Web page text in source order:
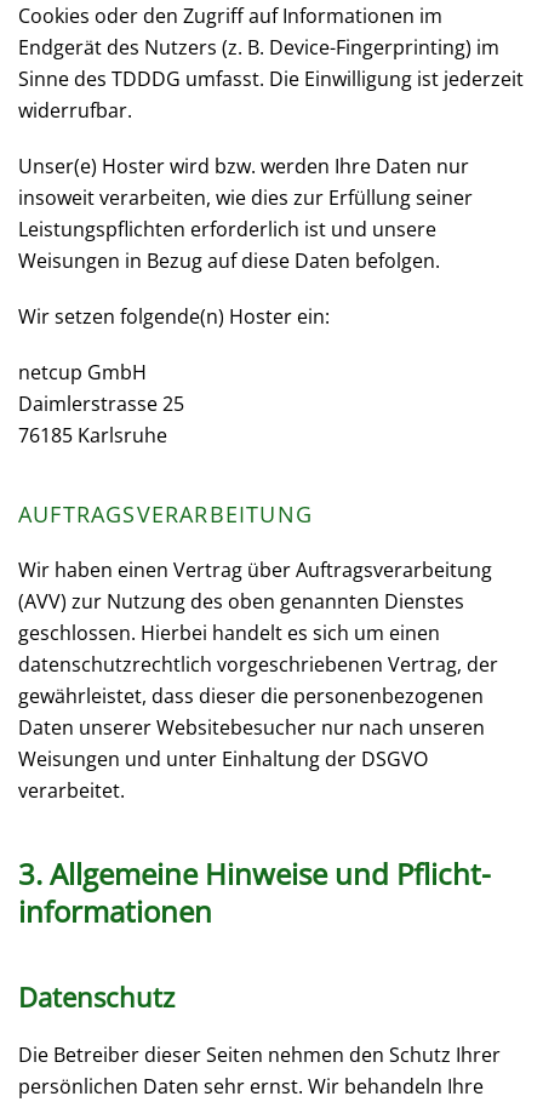
Cookies oder den Zugriff auf Informationen im
Endgerät des Nutzers (z. B. Device-Fingerprinting) im
Sinne des TDDDG umfasst. Die Einwilligung ist jederzeit
widerrufbar.
Unser(e) Hoster wird bzw. werden Ihre Daten nur
insoweit verarbeiten, wie dies zur Erfüllung seiner
Leistungspflichten erforderlich ist und unsere
Weisungen in Bezug auf diese Daten befolgen.
Wir setzen folgende(n) Hoster ein:
netcup GmbH
Daimlerstrasse 25
76185 Karlsruhe
AUFTRAGSVERARBEITUNG
Wir haben einen Vertrag über Auftragsverarbeitung
(AVV) zur Nutzung des oben genannten Dienstes
geschlossen. Hierbei handelt es sich um einen
datenschutzrechtlich vorgeschriebenen Vertrag, der
gewährleistet, dass dieser die personenbezogenen
Daten unserer Websitebesucher nur nach unseren
Weisungen und unter Einhaltung der DSGVO
verarbeitet.
3. Allgemeine Hinweise und Pflicht­
informationen
Datenschutz
Die Betreiber dieser Seiten nehmen den Schutz Ihrer
persönlichen Daten sehr ernst. Wir behandeln Ihre